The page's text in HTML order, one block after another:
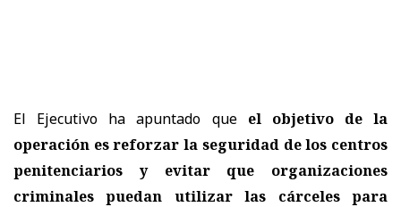
El Ejecutivo ha apuntado que el objetivo de la
operación es reforzar la seguridad de los centros
penitenciarios y evitar que organizaciones
criminales puedan utilizar las cárceles
para